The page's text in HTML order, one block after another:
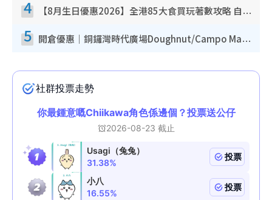
4 【8月生日優惠2026】全港85大食買玩著數攻略 自助餐/火鍋放題同行免費＋誠品/DONKI送現金券
5 開倉優惠｜銅鑼灣時代廣場Doughnut/Campo Marzio開倉低至1折！背囊、書包、手袋劈價$200起